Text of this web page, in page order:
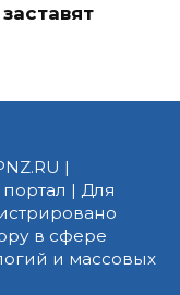
|
| Для
в сфере
и массовых